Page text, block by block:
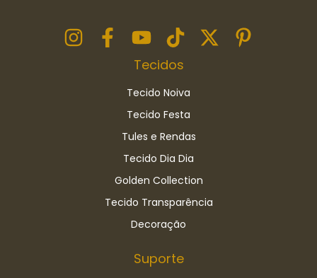
Tecidos
Tecido Noiva
Tecido Festa
Tules e Rendas
Tecido Dia Dia
Golden Collection
Tecido Transparência
Decoração
Suporte